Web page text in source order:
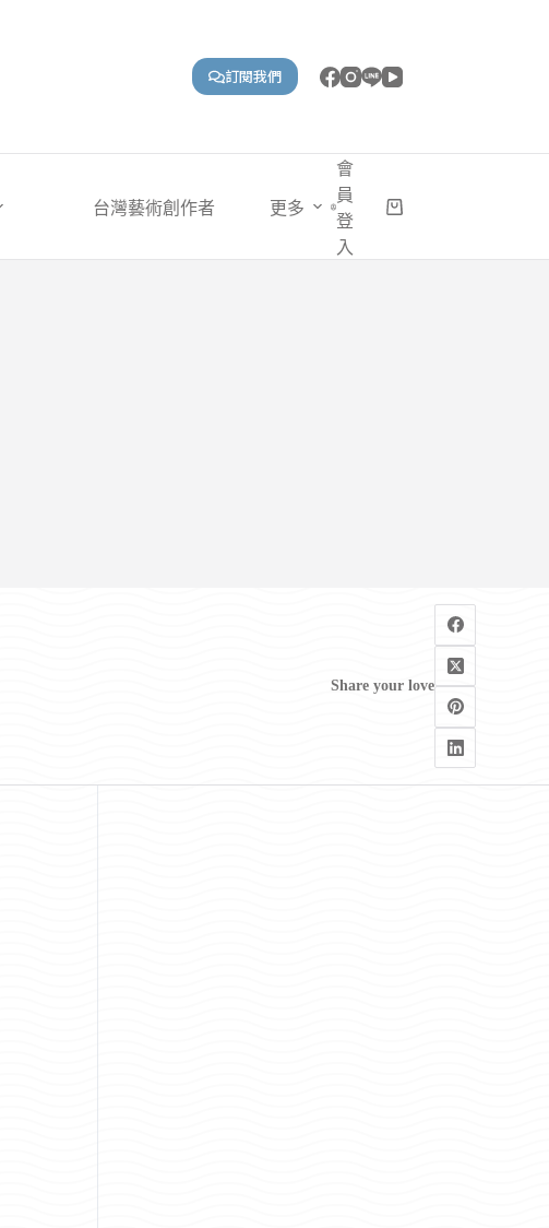
訂閱我們
台灣藝術創作者 更多
會
員
登
入
購
Share your love